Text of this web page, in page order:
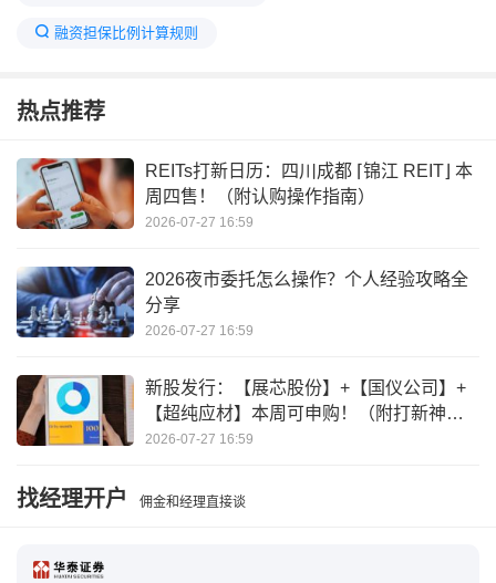
融资担保比例计算规则
两融担保比例不得低于150%
两融最低维持担保比例是什么
两融账户担保比例多少安全
融资新账户担保比例负100
股票两融担保品折算率一览表
热点推荐
REITs打新日历：四川成都 ⌈锦江 REIT⌋ 本
周四售！（附认购操作指南）
2026-07-27 16:59
2026夜市委托怎么操作？个人经验攻略全
分享
2026-07-27 16:59
新股发行：【展芯股份】+【国仪公司】+
【超纯应材】本周可申购！（附打新神
器）
2026-07-27 16:59
找经理开户 佣金和经理直接谈